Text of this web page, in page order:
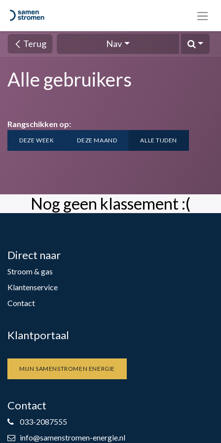
Terug Nav
Alle gebruikers
Rangschikken op:
DEZE WEEK DEZE MAAND ALLE TIJDEN
Nog geen klassement :(
Direct naar
Stroom & gas
Klantenservice
Contact
Klantportaal
MIJN SAMENSTROMEN ENERGIE
Contact
033-2087555
info@samenstromen-energie.nl